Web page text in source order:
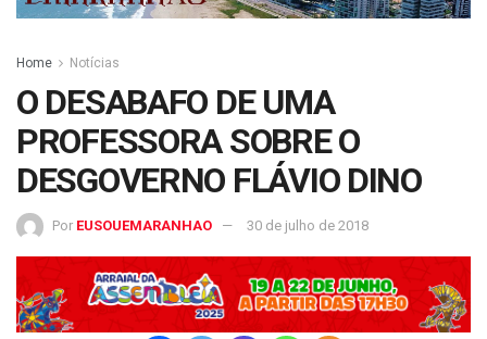
Home Notícias
O DESABAFO DE UMA
PROFESSORA SOBRE O
DESGOVERNO FLÁVIO DINO
Por EUSOUEMARANHAO 30 de julho de 2018